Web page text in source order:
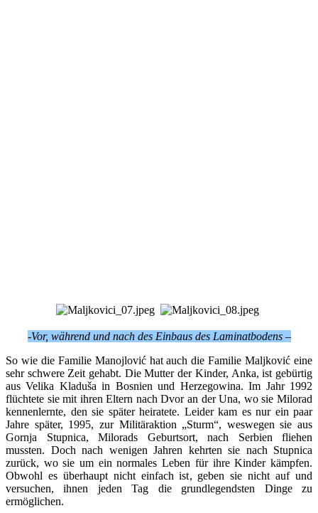
-Vor, während und nach des Einbaus des Laminatbodens –
So wie die Familie Manojlović hat auch die Familie Maljković eine
sehr schwere Zeit gehabt. Die Mutter der Kinder, Anka, ist gebürtig
aus Velika Kladuša in Bosnien und Herzegowina. Im Jahr 1992
flüchtete sie mit ihren Eltern nach Dvor an der Una, wo sie Milorad
kennenlernte, den sie später heiratete. Leider kam es nur ein paar
Jahre später, 1995, zur Militäraktion „Sturm“, weswegen sie aus
Gornja Stupnica, Milorads Geburtsort, nach Serbien fliehen
mussten. Doch nach wenigen Jahren kehrten sie nach Stupnica
zurück, wo sie um ein normales Leben für ihre Kinder kämpfen.
Obwohl es überhaupt nicht einfach ist, geben sie nicht auf und
versuchen, ihnen jeden Tag die grundlegendsten Dinge zu
ermöglichen.